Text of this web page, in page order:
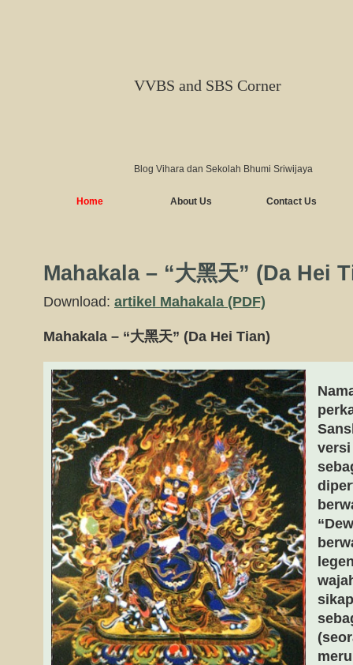
VVBS and SBS Corner
Blog Vihara dan Sekolah Bhumi Sriwijaya
Home About Us Contact Us
Mahakala – “大黑天” (Da Hei
Download: artikel Mahakala (PDF)
Mahakala – “大黑天” (Da Hei Tian)